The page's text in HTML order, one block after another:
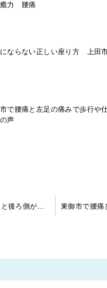
力 腰痛
にならない正しい座り方 上
で腰痛と左足の痛みで歩行や
声
肩を頭の上に上げると後ろ側が痛む人は見てください【上田市・肩の痛み・整体】